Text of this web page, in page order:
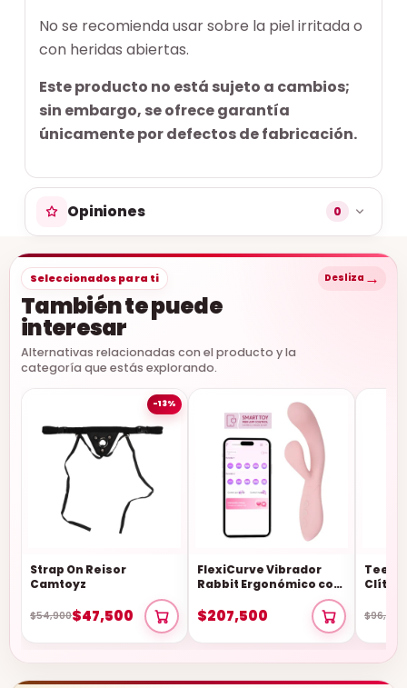
No se recomienda usar sobre la piel irritada o
con heridas abiertas.
Este producto no está sujeto a cambios;
sin embargo, se ofrece garantía
únicamente por defectos de fabricación.
Opiniones 0
Seleccionados para ti
También te puede
interesar
Alternativas relacionadas con el producto y la
categoría que estás explorando.
Desliza →
-13%
Strap On Reisor
Camtoyz
$54,900$47,500
FlexiCurve Vibrador
Rabbit Ergonómico con
$207,500
Teesy
$96,900